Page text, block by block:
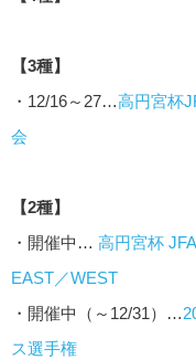
【3種】
・12/16～27…高円宮杯
会
【2種】
・開催中… 高円宮杯
EAST／WEST
・開催中（～12/31）…
ス選手権